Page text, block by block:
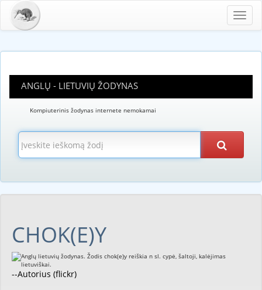
ANGLŲ - LIETUVIŲ ŽODYNAS
Kompiuterinis žodynas internete nemokamai
CHOK(E)Y
--Autorius (flickr)